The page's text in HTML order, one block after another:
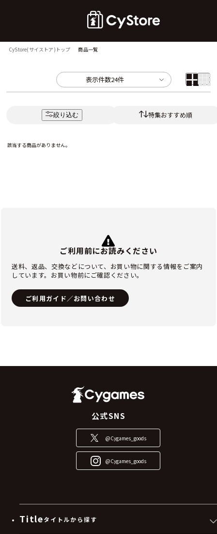
CyStore(サイストア)トップ 商品一覧
表示件数24件
絞り込む 特集おすすめ順
該当する商品がありません。
ご利用前にお読みください
送料、返品、交換などについて、お買い物に関する情報をご案内
しています。お買い物前にご確認ください。
ご利用ガイド／お問い合わせ
公式SNS
@Cygames_goods
@Cygames_goods
Titleタイトルから探す